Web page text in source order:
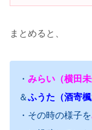
まとめると、
・ みらい（横田未
＆ふうた（酒寄楓
・その時の様子を